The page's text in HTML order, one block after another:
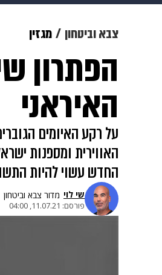
מוזיקה
דיגיטל
צבא וביטחון מגזין
הפתרון
האיראני
על רקע האיומים
האווירית ומספנות
החדש עשוי להיות
שי לוי מדור צבא וביטחון
פורסם: 11.07.21, 04:00